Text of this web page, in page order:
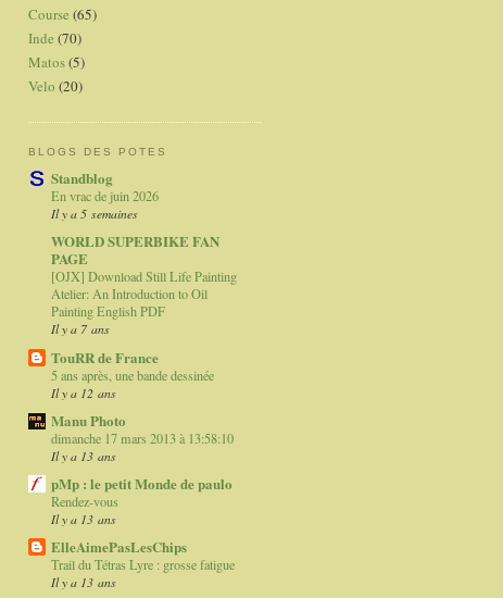
Course (65)
Inde (70)
Matos(5)
Velo (20)
BLOGS DES POTES
Standblog
En vrac de juin 2026
Il y a 5 semaines
WORLD SUPERBIKE FAN
PAGE
[OJX] Download Still Life Painting
Atelier: An Introduction to Oil
Painting English PDF
Il y a 7 ans
TouRR de France
5 ans après, une bande dessinée
Il y a 12 ans
Manu Photo
dimanche 17 mars 2013 à 13:58:10
Il y a 13 ans
pMp : le petit Monde de paulo
Rendez-vous
Il y a 13 ans
ElleAimePasLesChips
Trail du Tétras Lyre : grosse fatigue
Il y a 13 ans